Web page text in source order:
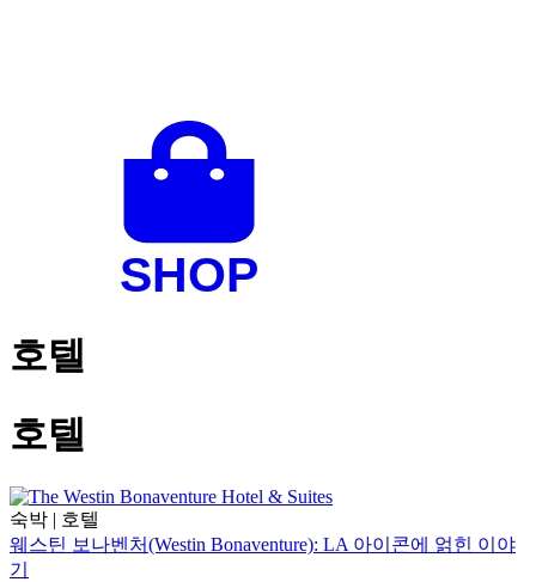
호텔
호텔
숙박 | 호텔
웨스틴 보나벤처(Westin Bonaventure): LA 아이콘에 얽힌 이야
기